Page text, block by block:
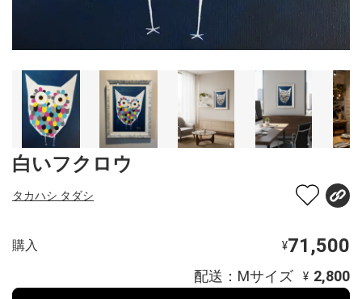
白いフクロウ
タカハシ タダシ
購入 ¥71,500
配送：Mサイズ ¥ 2,800